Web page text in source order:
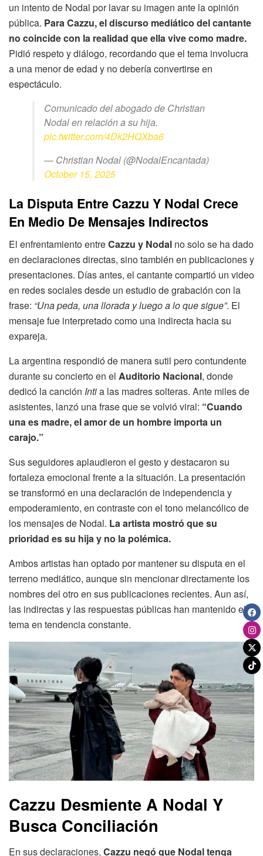
un intento de Nodal por lavar su imagen ante la opinión
pública. Para Cazzu, el discurso mediático del cantante
no coincide con la realidad que ella vive como madre.
Pidió respeto y diálogo, recordando que el tema involucra
a una menor de edad y no debería convertirse en
espectáculo.
Comunicado del abogado de Christian
Nodal en relación a su hija.
pic.twitter.com/4Dk2HQXba6
— Christian Nodal (@NodalEncantada)
October 15, 2025
La Disputa Entre Cazzu Y Nodal Crece
En Medio De Mensajes Indirectos
El enfrentamiento entreCazzu y Nodal no solo se ha dado
en declaraciones directas, sino también en publicaciones y
presentaciones. Días antes, el cantante compartió un video
en redes sociales desde un estudio de grabación con la
frase: “Una peda, una llorada y luego a lo que sigue”. El
mensaje fue interpretado como una indirecta hacia su
expareja.
La argentina respondió de manera sutil pero contundente
durante su concierto en el Auditorio Nacional, donde
dedicó la canción Intia las madres solteras. Ante miles de
asistentes, lanzó una frase que se volvió viral: “Cuando
una es madre, el amor de un hombre importa un
carajo.”
Sus seguidores aplaudieron el gesto y destacaron su
fortaleza emocional frente a la situación. La presentación
se transformó en una declaración de independencia y
empoderamiento, en contraste con el tono melancólico de
los mensajes de Nodal. La artista mostró que su
prioridad es su hija y no la polémica.
Ambos artistas han optado por mantener su disputa en el
terreno mediático, aunque sin mencionar directamente los
nombres del otro en sus publicaciones recientes. Aun así,
las indirectas y las respuestas públicas han mantenido el
tema en tendencia constante.
Cazzu Desmiente A Nodal Y
Busca Conciliación
En sus declaraciones, Cazzu negó que Nodal tenga